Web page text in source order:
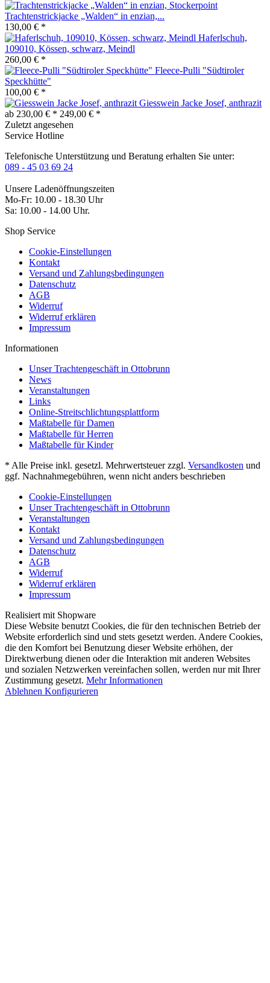
Trachtenstrickjacke „Walden“ in enzian,...
130,00 € *
Haferlschuh,
109010, Kössen, schwarz, Meindl
260,00 € *
Fleece-Pulli "Südtiroler
Speckhütte"
100,00 € *
Giesswein Jacke Josef, anthrazit
ab 230,00 € * 249,00 € *
Zuletzt angesehen
Service Hotline
Telefonische Unterstützung und Beratung erhalten Sie unter:
089 - 45 03 69 24
Unsere Ladenöffnungszeiten
Mo-Fr: 10.00 - 18.30 Uhr
Sa: 10.00 - 14.00 Uhr.
Shop Service
Cookie-Einstellungen
Kontakt
Versand und Zahlungsbedingungen
Datenschutz
AGB
Widerruf
Widerruf erklären
Impressum
Informationen
Unser Trachtengeschäft in Ottobrunn
News
Veranstaltungen
Links
Online-Streitschlichtungsplattform
Maßtabelle für Damen
Maßtabelle für Herren
Maßtabelle für Kinder
* Alle Preise inkl. gesetzl. Mehrwertsteuer zzgl. Versandkosten und
ggf. Nachnahmegebühren, wenn nicht anders beschrieben
Cookie-Einstellungen
Unser Trachtengeschäft in Ottobrunn
Veranstaltungen
Kontakt
Versand und Zahlungsbedingungen
Datenschutz
AGB
Widerruf
Widerruf erklären
Impressum
Realisiert mit Shopware
Diese Website benutzt Cookies, die für den technischen Betrieb der
Website erforderlich sind und stets gesetzt werden. Andere Cookies,
die den Komfort bei Benutzung dieser Website erhöhen, der
Direktwerbung dienen oder die Interaktion mit anderen Websites
und sozialen Netzwerken vereinfachen sollen, werden nur mit Ihrer
Zustimmung gesetzt. Mehr Informationen
Ablehnen Konfigurieren